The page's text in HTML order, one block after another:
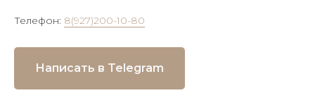
Телефон: 8(927)200-10-80
Написать в Telegram